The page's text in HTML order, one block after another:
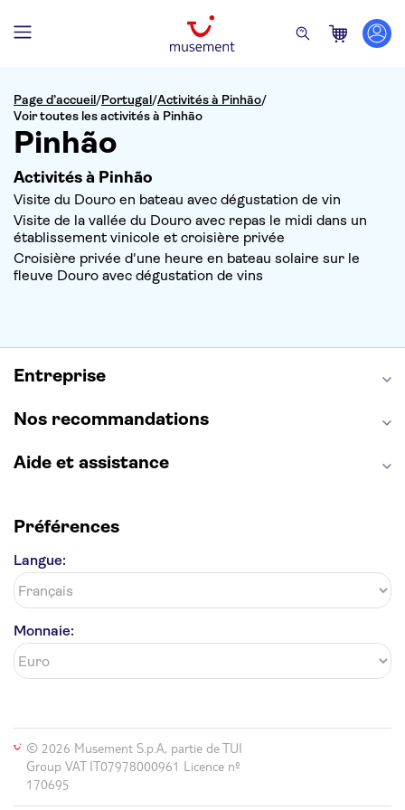
Page d’accueil/Portugal/Activités à Pinhão/
Voir toutes les activités à Pinhão
Pinhão
Activités à Pinhão
Visite du Douro en bateau avec dégustation de vin
Visite de la vallée du Douro avec repas le midi dans un
établissement vinicole et croisière privée
Croisière privée d'une heure en bateau solaire sur le
fleuve Douro avec dégustation de vins
Entreprise
Nos recommandations
Aide et assistance
Préférences
Langue:
Monnaie:
© 2026 Musement S.p.A, partie de TUI
Group VAT IT07978000961 Licence nº
170695